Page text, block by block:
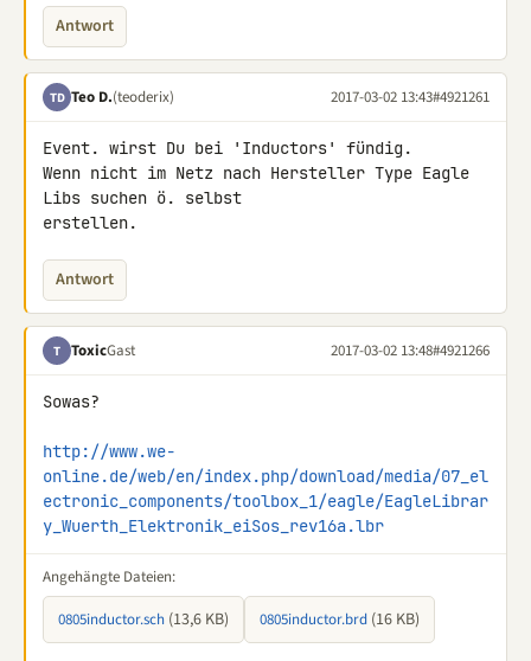
Antwort
TD Teo D.(teoderix) 2017-03-02 13:43#4921261
Event. wirst Du bei 'Inductors' fündig.
Wenn nicht im Netz nach Hersteller Type Eagle
Libs suchen ö. selbst
erstellen.
Antwort
T ToxicGast 2017-03-02 13:48#4921266
Sowas?
http://www.we-
online.de/web/en/index.php/download/media/07_el
ectronic_components/toolbox_1/eagle/EagleLibrar
y_Wuerth_Elektronik_eiSos_rev16a.lbr
Angehängte Dateien:
0805inductor.sch (13,6 KB) 0805inductor.brd (16 KB)